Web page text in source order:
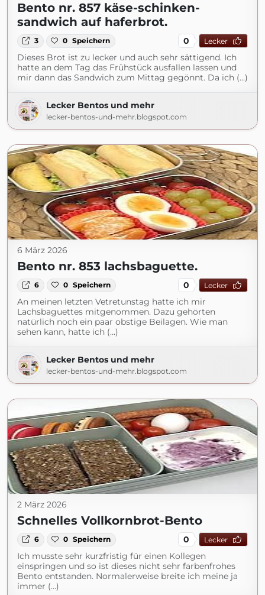
Bento nr. 857 käse-schinken-
sandwich auf haferbrot.
3 0 Speichern 0 Lecker
Dieses Brot ist zu lecker und auch sehr sättigend. Ich
hatte an dem Tag das Frühstück ausfallen lassen und
mir dann das Sandwich zum Mittag gegönnt. Da ich (...)
Lecker Bentos und mehr
lecker-bentos-und-mehr.blogspot.com
6 März 2026
Bento nr. 853 lachsbaguette.
6 0 Speichern 0 Lecker
An meinen letzten Vetretunstag hatte ich mir
Lachsbaguettes mitgenommen. Dazu gehörten
natürlich noch ein paar obstige Beilagen. Wie man
sehen kann, hatte ich (...)
Lecker Bentos und mehr
lecker-bentos-und-mehr.blogspot.com
2 März 2026
Schnelles Vollkornbrot-Bento
6 0 Speichern 0 Lecker
Ich musste sehr kurzfristig für einen Kollegen
einspringen und so ist dieses nicht sehr farbenfrohes
Bento entstanden. Normalerweise breite ich meine ja
immer (...)